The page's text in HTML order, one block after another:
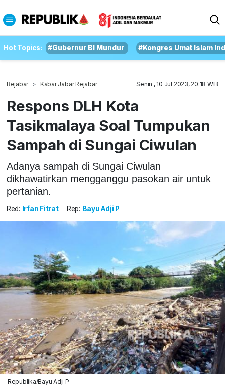
Hot Topics: #Gubernur BI Mundur #Kongres Umat Islam
Rejabar Kabar Jabar Rejabar Senin , 10 Jul 2023, 20:18 WIB
Respons DLH Kota
Tasikmalaya Soal Tumpukan
Sampah di Sungai Ciwulan
Adanya sampah di Sungai Ciwulan
dikhawatirkan mengganggu pasokan air untuk
pertanian.
Red: Irfan Fitrat Rep: Bayu Adji P
Republika/Bayu Adji P